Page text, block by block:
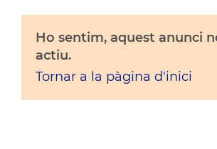
Ho sentim, aquest anunci
actiu.
Tornar a la pàgina d'inici